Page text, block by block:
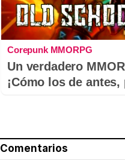
Corepunk MMORPG
Un verdadero
¡Cómo los de
Comentarios